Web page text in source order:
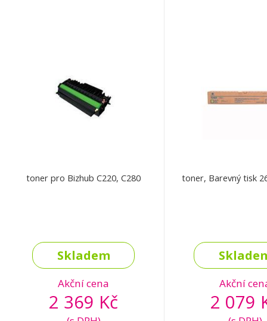
toner pro Bizhub C220, C280
Skladem
Akční cena
2 369 Kč
toner, Barevný tisk
Akční
2 079